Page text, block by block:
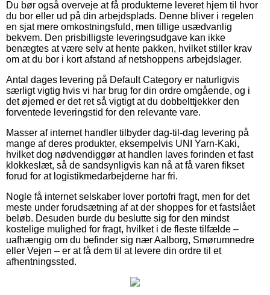
Du bør også overveje at få produkterne leveret hjem til hvor
du bor eller ud på din arbejdsplads. Denne bliver i regelen
en sjat mere omkostningsfuld, men tillige usædvanlig
bekvem. Den prisbilligste leveringsudgave kan ikke
benægtes at være selv at hente pakken, hvilket stiller krav
om at du bor i kort afstand af netshoppens arbejdslager.
Antal dages levering på Default Category er naturligvis
særligt vigtig hvis vi har brug for din ordre omgående, og i
det øjemed er det ret så vigtigt at du dobbelttjekker den
forventede leveringstid for den relevante vare.
Masser af internet handler tilbyder dag-til-dag levering på
mange af deres produkter, eksempelvis UNI Yarn-Kaki,
hvilket dog nødvendiggør at handlen laves forinden et fast
klokkeslæt, så de sandsynligvis kan nå at få varen fikset
forud for at logistikmedarbejderne har fri.
Nogle få internet selskaber lover portofri fragt, men for det
meste under forudsætning af at der shoppes for et fastslået
beløb. Desuden burde du beslutte sig for den mindst
kostelige mulighed for fragt, hvilket i de fleste tilfælde –
uafhængig om du befinder sig nær Aalborg, Smørumnedre
eller Vejen – er at få dem til at levere din ordre til et
afhentningssted.